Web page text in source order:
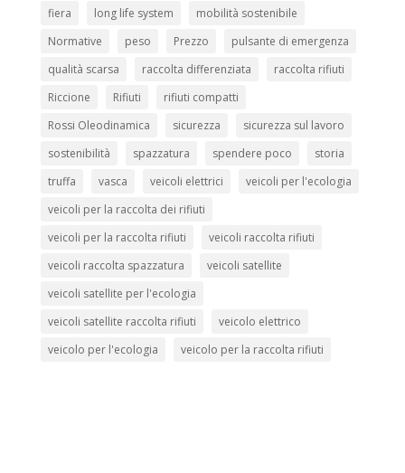
fiera
long life system
mobilità sostenibile
Normative
peso Prezzo
pulsante di emergenza
qualità scarsa
raccolta differenziata
raccolta rifiuti
Riccione
Rifiuti
rifiuti compatti
Rossi Oleodinamica
sicurezza
sicurezza sul lavoro
sostenibilità
spazzatura spendere poco
storia
truffa
vasca veicoli elettrici
veicoli per l'ecologia
veicoli per la raccolta dei rifiuti
veicoli per la raccolta rifiuti
veicoli raccolta rifiuti
veicoli raccolta spazzatura
veicoli satellite
veicoli satellite per l'ecologia
veicoli satellite raccolta rifiuti
veicolo elettrico
veicolo per l'ecologia
veicolo per la raccolta rifiuti